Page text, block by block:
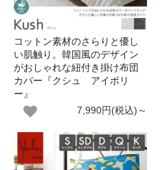
コットン素材のさらりと優し
い肌触り。韓国風のデザイン
がおしゃれな紐付き掛け布団
カバー『クシュ アイボリ
ー』
7,990円(税込)～